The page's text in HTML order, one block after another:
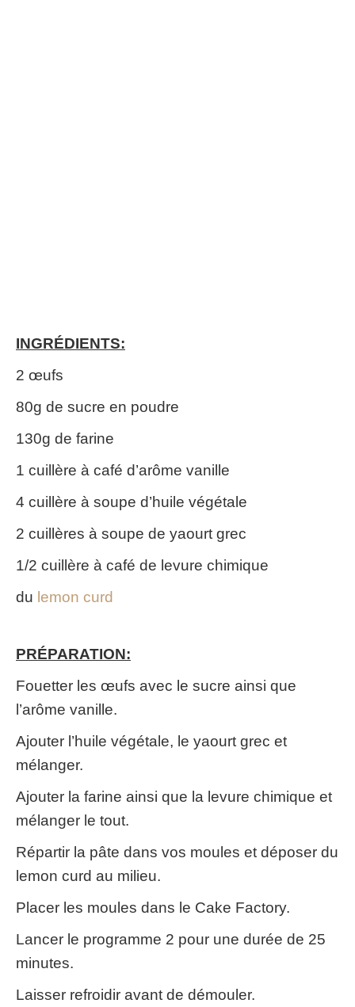
INGRÉDIENTS:
2 œufs
80g de sucre en poudre
130g de farine
1 cuillère à café d’arôme vanille
4 cuillère à soupe d’huile végétale
2 cuillères à soupe de yaourt grec
1/2 cuillère à café de levure chimique
du lemon curd
PRÉPARATION:
Fouetter les œufs avec le sucre ainsi que
l’arôme vanille.
Ajouter l’huile végétale, le yaourt grec et
mélanger.
Ajouter la farine ainsi que la levure chimique et
mélanger le tout.
Répartir la pâte dans vos moules et déposer du
lemon curd au milieu.
Placer les moules dans le Cake Factory.
Lancer le programme 2 pour une durée de 25
minutes.
Laisser refroidir avant de démouler.